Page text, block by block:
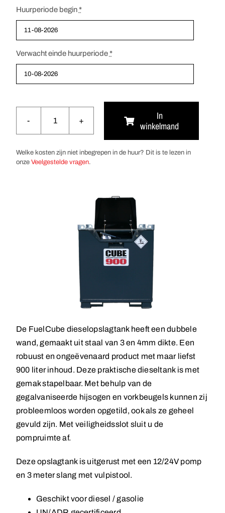
Huurperiode begin*
Verwacht einde huurperiode*
FuelCube
900
aantal
In
winkelmand
Welke kosten zijn niet inbegrepen in de huur? Dit is te lezen in
onze Veelgestelde vragen.
De FuelCube dieselopslagtank heeft een dubbele
wand, gemaakt uit staal van 3 en 4mm dikte. Een
robuust en ongeëvenaard product met maar liefst
900 liter inhoud. Deze praktische dieseltank is met
gemak stapelbaar. Met behulp van de
gegalvaniseerde hijsogen en vorkbeugels kunnen zij
probleemloos worden opgetild, ook als ze geheel
gevuld zijn. Met veiligheidsslot sluit u de
pompruimte af.
Deze opslagtank is uitgerust met een 12/24V pomp
en 3 meter slang met vulpistool.
Geschikt voor diesel / gasolie